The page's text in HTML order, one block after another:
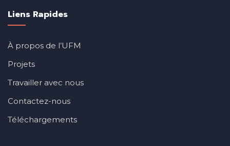
Liens Rapides
À propos de l’UFM
Projets
Travailler avec nous
Contactez-nous
Téléchargements